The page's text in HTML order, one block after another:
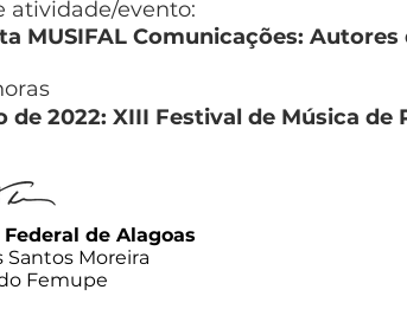
atividade/evento:
MUSIFAL Comunicações: Autores
de 2022: XIII Festival de Música de
de Alagoas
Santos Moreira
Femupe